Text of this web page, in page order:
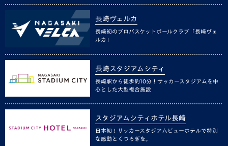
長崎ヴェルカ
長崎初のプロバスケットボールクラブ「長崎ヴェ
ルカ」
長崎スタジアムシティ
長崎駅から徒歩約10分！サッカースタジアムを中
心とした大型複合施設
スタジアムシティホテル長崎
日本初！サッカースタジアムビューホテルで特別
な感動とくつろぎを。